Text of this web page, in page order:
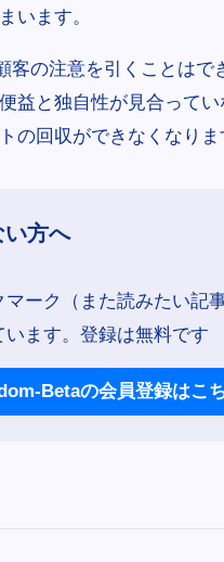
います。
客の注意を引くことは
益と独自性が見合って
の回収ができなくなりま
方へ
ーク（また読みたい記
ます。登録は無料です
Betaの会員登録はこ